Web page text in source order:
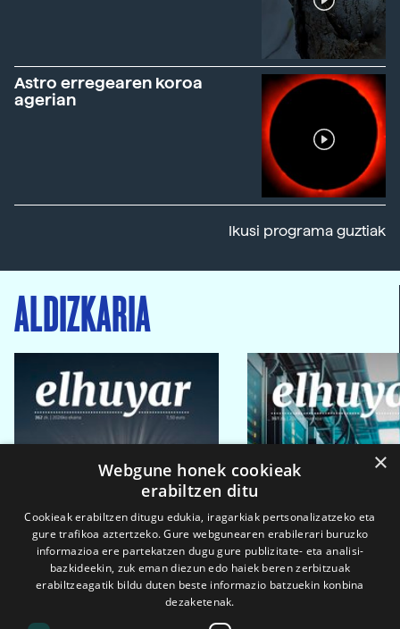
Astro erregearen koroa
agerian
Ikusi programa guztiak
ALDIZKARIA
×
Webgune honek cookieak
erabiltzen ditu
Cookieak erabiltzen ditugu edukia, iragarkiak pertsonalizatzeko eta
gure trafikoa aztertzeko. Gure webgunearen erabilerari buruzko
informazioa ere partekatzen dugu gure publizitate- eta analisi-
bazkideekin, zuk eman diezun edo haiek beren zerbitzuak
erabiltzeagatik bildu duten beste informazio batzuekin konbina
dezaketenak.